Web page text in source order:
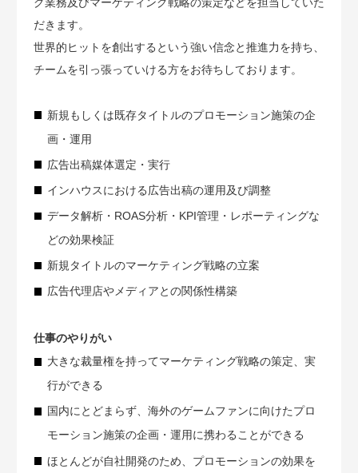
だきます。
世界的ヒットを創出するという強い信念と推進力を持ち、
チームを引っ張っていける方をお待ちしております。
新規もしくは既存タイトルのプロモーション施策の企
画・運用
広告出稿媒体選定・実行
インハウスにおける広告出稿の運用及び調整
データ解析・ROAS分析・KPI管理・レポーティングな
どの効果検証
新規タイトルのマーケティング戦略の立案
広告代理店やメディアとの関係性構築
仕事のやりがい
大きな裁量権を持ってマーケティング戦略の策定、実
行ができる
国内にとどまらず、海外のゲームファンに向けたプロ
モーション施策の企画・運用に携わることができる
ほとんどが自社開発のため、プロモーションの効果を